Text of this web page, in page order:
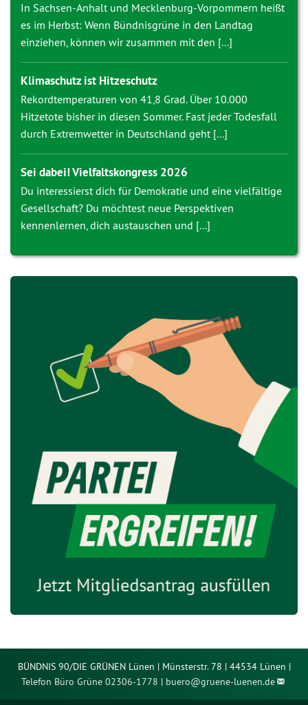
In Sachsen-Anhalt und Mecklenburg-Vorpommern heißt
es im Herbst: Wenn Bündnisgrüne in den Landtag
einziehen, können wir zusammen mit den [...]
Klimaschutz ist Hitzeschutz
Rekordtemperaturen von 41,8 Grad. Über 10.000
Hitzetote bisher in diesen Sommer. Fast jeder Todesfall
durch Extremwetter in Deutschland geht [...]
Sei dabei! Vielfaltskongress 2026
Du interessierst dich für Demokratie und eine vielfältige
Gesellschaft? Du möchtest neue Perspektiven
kennenlernen, dich austauschen und [...]
BÜNDNIS 90/DIE GRÜNEN Lünen | Münsterstr. 78 | 44534 Lünen |
Telefon Büro Grüne 02306-1778 | buero@gruene-luenen.de